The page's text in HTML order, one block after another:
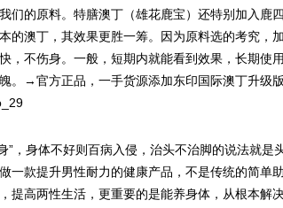
们的原料。特膳澳丁（雄花鹿宝）还特别加入鹿
的澳丁，其效果更胜一筹。因为原料选的考究，
，不伤身。一般，短期内就能看到效果，长期使
。→官方正品，一手货源添加东印国际澳丁升级
，身体不好则百病入侵，治头不治脚的说法就是
一款提升男性耐力的健康产品，不是传统的简单
提高两性生活，更重要的是能养身体，从根本解